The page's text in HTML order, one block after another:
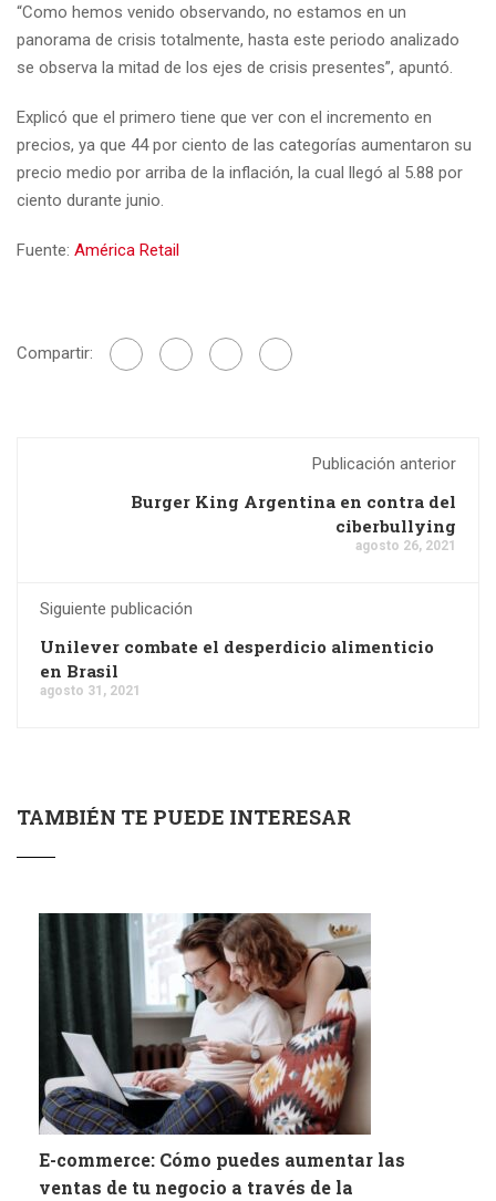
“Como hemos venido observando, no estamos en un
panorama de crisis totalmente, hasta este periodo analizado
se observa la mitad de los ejes de crisis presentes”, apuntó.
Explicó que el primero tiene que ver con el incremento en
precios, ya que 44 por ciento de las categorías aumentaron su
precio medio por arriba de la inflación, la cual llegó al 5.88 por
ciento durante junio.
Fuente: América Retail
Compartir:
Publicación anterior
Burger King Argentina en contra del
ciberbullying
agosto 26, 2021
Siguiente publicación
Unilever combate el desperdicio alimenticio
en Brasil
agosto 31, 2021
TAMBIÉN TE PUEDE INTERESAR
E-commerce: Cómo puedes aumentar las
ventas de tu negocio a través de la